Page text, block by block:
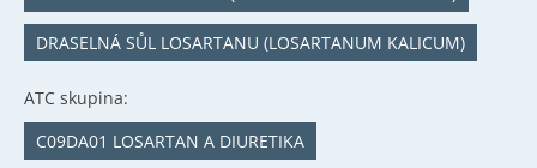
DRASELNÁ SŮL LOSARTANU (LOSARTANUM KALICUM)
ATC skupina:
C09DA01 LOSARTAN A DIURETIKA